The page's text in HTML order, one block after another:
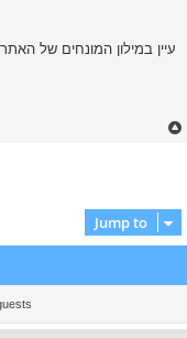
עיין במילון המונחים של
Jump to